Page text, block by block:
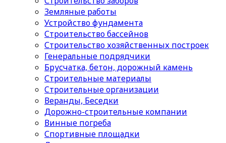
Земляные работы
Устройство фундамента
Строительство бассейнов
Строительство хозяйственных построек
Генеральные подрядчики
Брусчатка, бетон, дорожный камень
Строительные материалы
Cтроительные организации
Веранды, Беседки
Дорожно-строительные компании
Винные погреба
Спортивные площадки